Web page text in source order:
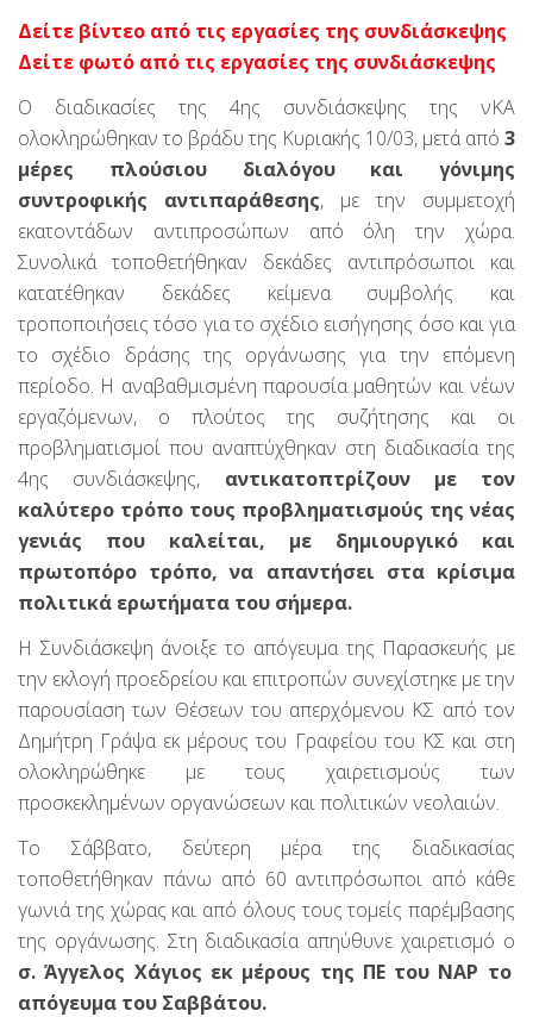
Δείτε βίντεο από τις εργασίες της συνδιάσκεψης
Δείτε φωτό από τις εργασίες της συνδιάσκεψης
Ο διαδικασίες της 4ης συνδιάσκεψης της νΚΑ
ολοκληρώθηκαν το βράδυ της Κυριακής 10/03, μετά από 3
μέρες πλούσιου διαλόγου και γόνιμης
συντροφικής αντιπαράθεσης, με την συμμετοχή
εκατοντάδων αντιπροσώπων από όλη την χώρα.
Συνολικά τοποθετήθηκαν δεκάδες αντιπρόσωποι και
κατατέθηκαν δεκάδες κείμενα συμβολής και
τροποποιήσεις τόσο για το σχέδιο εισήγησης όσο και για
το σχέδιο δράσης της οργάνωσης για την επόμενη
περίοδο. Η αναβαθμισμένη παρουσία μαθητών και νέων
εργαζόμενων, ο πλούτος της συζήτησης και οι
προβληματισμοί που αναπτύχθηκαν στη διαδικασία της
4ης συνδιάσκεψης, αντικατοπτρίζουν με τον
καλύτερο τρόπο τους προβληματισμούς της νέας
γενιάς που καλείται, με δημιουργικό και
πρωτοπόρο τρόπο, να απαντήσει στα κρίσιμα
πολιτικά ερωτήματα του σήμερα.
Η Συνδιάσκεψη άνοιξε το απόγευμα της Παρασκευής με
την εκλογή προεδρείου και επιτροπών συνεχίστηκε με την
παρουσίαση των Θέσεων του απερχόμενου ΚΣ από τον
Δημήτρη Γράψα εκ μέρους του Γραφείου του ΚΣ και στη
ολοκληρώθηκε με τους χαιρετισμούς των
προσκεκλημένων οργανώσεων και πολιτικών νεολαιών.
Το Σάββατο, δεύτερη μέρα της διαδικασίας
τοποθετήθηκαν πάνω από 60 αντιπρόσωποι από κάθε
γωνιά της χώρας και από όλους τους τομείς παρέμβασης
της οργάνωσης. Στη διαδικασία απηύθυνε χαιρετισμό ο
σ. Άγγελος Χάγιος εκ μέρους της ΠΕ του ΝΑΡ το
απόγευμα του Σαββάτου.